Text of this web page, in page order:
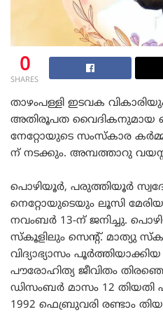
0
SHARES
താഴംപള്ളി ഇടവക
അതിരൂപത വൈദികനുമായ
നേറ്റോയുടെ സംസ്കാര
ന് നടക്കും. അമ്പത്താറു
പൊഴിയൂർ, പരുത്തിയൂർ
നെറ്റോയുടെയും ലൂസി
നവംബർ 13-ന് ജനിച്ചു.
സ്കൂളിലും സെന്റ്. മാത്യു
വിദ്യാഭ്യാസം
പൗരോഹിത്യ ജീവിതം
ഡിസംബർ മാസം 12 തിയതി
1992 ഫെബ്രുവരി രണ്ടാം